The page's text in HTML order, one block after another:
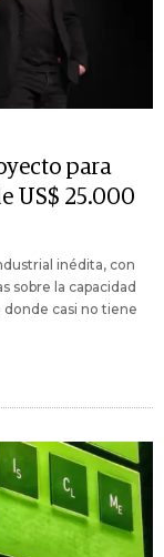
para
US$ 25.000
inédita, con
sobre la capacidad
casi no tiene